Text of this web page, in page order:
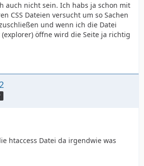
auch nicht sein. Ich habs ja schon mit
CSS Dateien versucht um so Sachen
und wenn ich die Datei
(explorer) öffne wird die Seite ja richtig
htaccess Datei da irgendwie was